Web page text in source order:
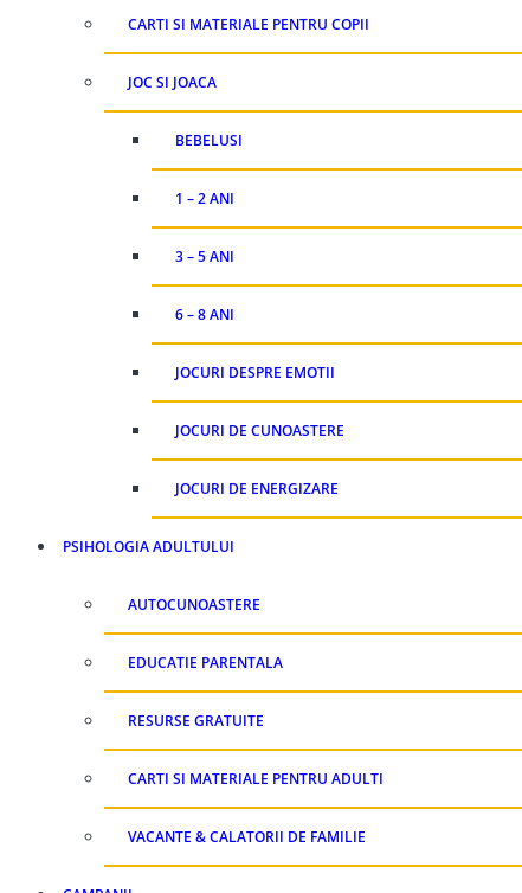
CARTI SI MATERIALE PENTRU COPII
JOC SI JOACA
BEBELUSI
1 – 2 ANI
3 – 5 ANI
6 – 8 ANI
JOCURI DESPRE EMOTII
JOCURI DE CUNOASTERE
JOCURI DE ENERGIZARE
PSIHOLOGIA ADULTULUI
AUTOCUNOASTERE
EDUCATIE PARENTALA
RESURSE GRATUITE
CARTI SI MATERIALE PENTRU ADULTI
VACANTE & CALATORII DE FAMILIE